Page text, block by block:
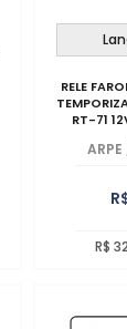
RELE
RT-71
ARPE
R$